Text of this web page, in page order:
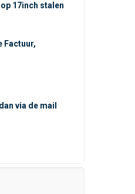
17inch stalen
Factuur,
via de mail